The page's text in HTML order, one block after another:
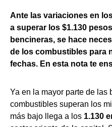
Ante las variaciones en
a superar los $1.130
bencineras, se hace
de los combustibles para
fechas. En esta nota te
Ya en la mayor parte de las
combustibles superan los
más bajo llega a los 1.130